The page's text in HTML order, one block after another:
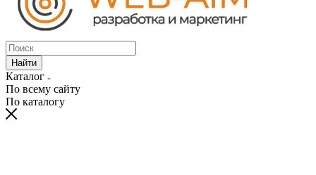
Найти
Каталог
По всему сайту
По каталогу